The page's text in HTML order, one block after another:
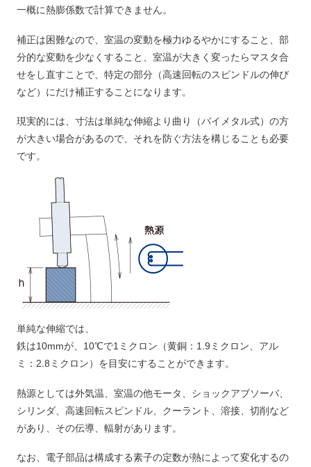
一概に熱膨係数で計算できません。
補正は困難なので、室温の変動を極力ゆるやかにすること、部
分的な変動を少なくすること、室温が大きく変ったらマスタ合
せをし直すことで、特定の部分（高速回転のスピンドルの伸び
など）にだけ補正することになります。
現実的には、寸法は単純な伸縮より曲り（バイメタル式）の方
が大きい場合があるので、それを防ぐ方法を構じることも必要
です。
単純な伸縮では、
鉄は10mmが、10℃で1ミクロン（黄銅：1.9ミクロン、アル
ミ：2.8ミクロン）を目安にすることができます。
熱源としては外気温、室温の他モータ、ショックアブソーバ、
シリンダ、高速回転スピンドル、クーラント、溶接、切削など
があり、その伝導、輻射があります。
なお、電子部品は構成する素子の定数が熱によって変化するの